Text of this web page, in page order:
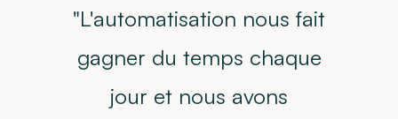
"L'automatisation nous fait
gagner du temps chaque
jour et nous avons